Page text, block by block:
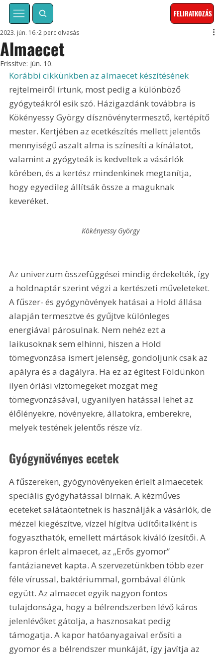
FELIRATKOZÁS
Almaecet
2023. jún. 16. 2 perc olvasás
Frissítve: jún. 10.
Korábbi cikkünkben az almaecet készítésének
rejtelmeiről írtunk, most pedig a különböző
gyógyteákról esik szó. Házigazdánk továbbra is
Kökényessy György dísznövénytermesztő, kertépítő
mester. Kertjében az ecetkészítés mellett jelentős
mennyiségű aszalt alma is színesíti a kínálatot,
valamint a gyógyteák is kedveltek a vásárlók
körében, és a kertész mindenkinek megtanítja,
hogy egyedileg állítsák össze a maguknak
keveréket.
Kökényessy György
Az univerzum összefüggései mindig érdekelték, így
a holdnaptár szerint végzi a kertészeti műveleteket.
A fűszer- és gyógynövények hatásai a Hold állása
alapján termesztve és gyűjtve különleges
energiával párosulnak. Nem nehéz ezt a
laikusoknak sem elhinni, hiszen a Hold
tömegvonzása ismert jelenség, gondoljunk csak az
apályra és a dagályra. Ha ez az égitest Földünkön
ilyen óriási víztömegeket mozgat meg
tömegvonzásával, ugyanilyen hatással lehet az
élőlényekre, növényekre, állatokra, emberekre,
melyek testének jelentős része víz.
Gyógynövényes ecetek
A fűszereken, gyógynövényeken érlelt almaecetek
speciális gyógyhatással bírnak. A kézműves
eceteket salátaöntetnek is használják a vásárlók, de
mézzel kiegészítve, vízzel hígítva üdítőitalként is
fogyaszthatók, emellett mártások kiváló ízesítői. A
kapron érlelt almaecet, az „Erős gyomor”
fantázianevet kapta. A szervezetünkben több ezer
féle vírussal, baktériummal, gombával élünk
együtt. Az almaecet egyik nagyon fontos
tulajdonsága, hogy a bélrendszerben lévő káros
jelenlévőket gátolja, a hasznosakat pedig
támogatja. A kapor hatóanyagaival erősíti a
gyomor és a bélrendszer munkáját, így javítja az